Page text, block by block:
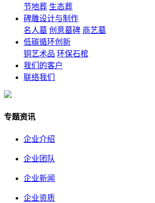
节地葬 生态葬
碑雕设计与制作
名人墓 创意墓碑 商艺墓
低碳循环创新
铜艺术品 环保石棺
我们的客户
联络我们
专题资讯
企业介绍
企业团队
企业新闻
企业资质